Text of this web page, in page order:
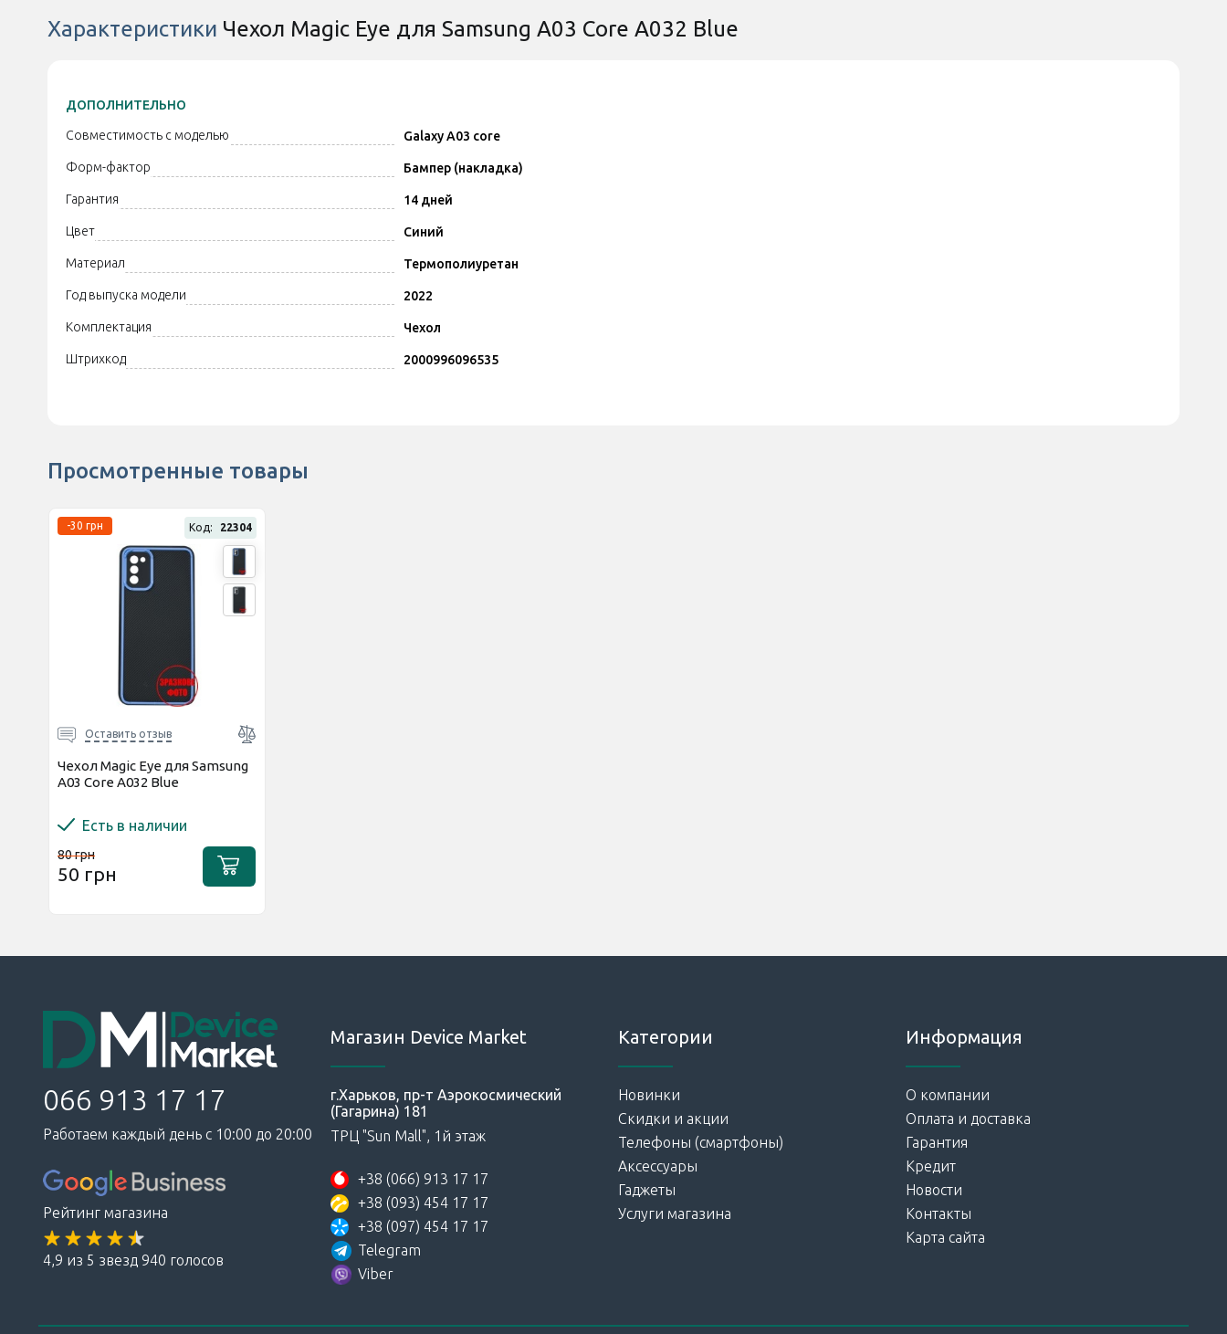
Характеристики Чехол Magic Eye для Samsung A03 Core A032 Blue
ДОПОЛНИТЕЛЬНО
Совместимость с моделью Galaxy A03 core
Форм-фактор Бампер (накладка)
Гарантия 14 дней
Цвет Синий
Материал Термополиуретан
Год выпуска модели 2022
Комплектация Чехол
Штрихкод 2000996096535
Просмотренные товары
Код: 22304
-30 грн
Оставить отзыв
Чехол Magic Eye для Samsung
A03 Core A032 Blue
Есть в наличии
80 грн
50 грн
066 913 17 17
Работаем каждый день с 10:00 до 20:00
Рейтинг магазина
4,9 из 5 звезд 940 голосов
Магазин Device Market
г.Харьков, пр-т Аэрокосмический
(Гагарина) 181
ТРЦ "Sun Mall", 1й этаж
+38 (066) 913 17 17
+38 (093) 454 17 17
+38 (097) 454 17 17
Telegram
Viber
Категории
Новинки
Скидки и акции
Телефоны (смартфоны)
Аксессуары
Гаджеты
Услуги магазина
Информация
О компании
Оплата и доставка
Гарантия
Кредит
Новости
Контакты
Карта сайта